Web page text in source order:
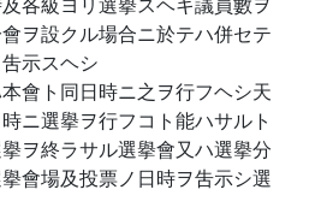
ヲ設クル場合ニ於テハ併セテ
示スヘシ
會ト同日時ニ之ヲ行フヘシ天
ニ選擧ヲ行フコト能ハサルト
ヲ終ラサル選擧會又ハ選擧分
會場及投票ノ日時ヲ吿示シ選